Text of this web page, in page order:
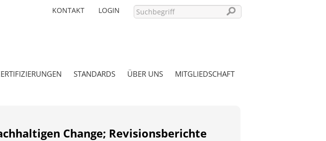
KONTAKT LOGIN
PASSWORT VERGESSEN?
STANDARDS ÜBER UNS MITGLIEDSCHAFT
Change; Revisionsberichte